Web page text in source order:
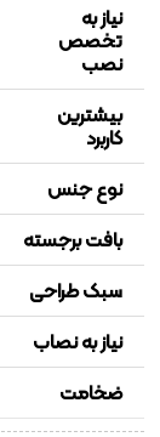
نیاز به
تخصص
نصب
بیشترین
کاربرد
نوع جنس
بافت برجسته
سبک طراحی
نیاز به نصاب
ضخامت